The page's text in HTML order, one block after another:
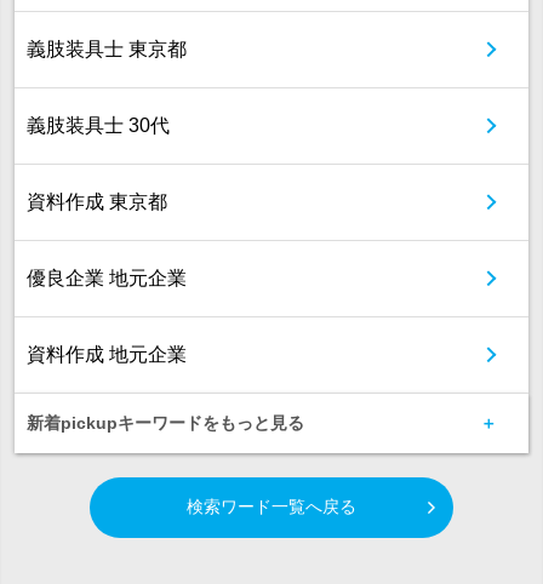
義肢装具士 東京都
義肢装具士 30代
資料作成 東京都
優良企業 地元企業
資料作成 地元企業
新着pickupキーワードをもっと見る
検索ワード一覧へ戻る